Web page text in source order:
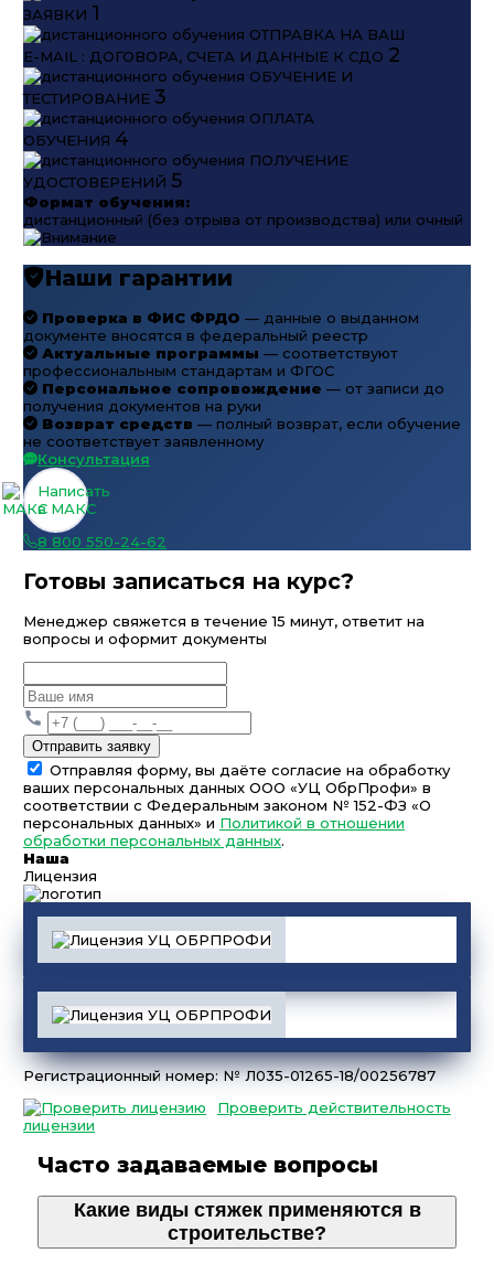
ЗАЯВКИ 1
ОТПРАВКА НА ВАШ
E-MAIL : ДОГОВОРА, СЧЕТА И ДАННЫЕ К СДО 2
ОБУЧЕНИЕ И
ТЕСТИРОВАНИЕ 3
ОПЛАТА
ОБУЧЕНИЯ 4
ПОЛУЧЕНИЕ
УДОСТОВЕРЕНИЙ 5
Формат обучения:
дистанционный (без отрыва от производства) или очный
Наши гарантии
Проверка в ФИС ФРДО — данные о выданном
документе вносятся в федеральный реестр
Актуальные программы — соответствуют
профессиональным стандартам и ФГОС
Персональное сопровождение — от записи до
получения документов на руки
Возврат средств — полный возврат, если обучение
не соответствует заявленному
Консультация
Написать
в МАКС
8 800 550-24-62
Готовы записаться на курс?
Менеджер свяжется в течение 15 минут, ответит на
вопросы и оформит документы
Отправить заявку
Отправляя форму, вы даёте согласие на обработку
ваших персональных данных ООО «УЦ ОбрПрофи» в
соответствии с Федеральным законом № 152-ФЗ «О
персональных данных» и Политикой в отношении
обработки персональных данных.
Наша
Лицензия
Регистрационный номер: № Л035-01265-18/00256787
Проверить действительность
лицензии
Часто задаваемые вопросы
Какие виды стяжек применяются в
строительстве?